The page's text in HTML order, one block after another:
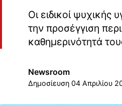
Οι ειδικοί ψυχικής
την προσέγγιση
καθημερινότητά
Newsroom
04 Απριλίου